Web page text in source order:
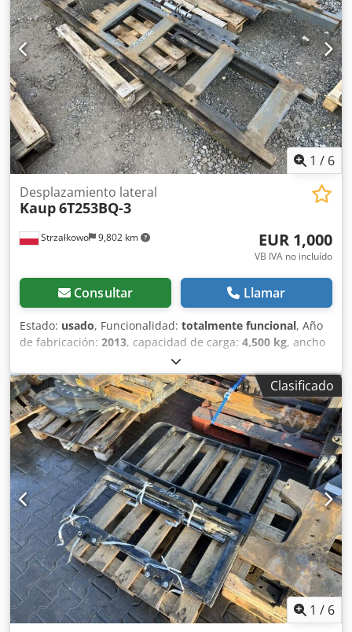
1 / 6
Strzałkowo 9,802 km
Desplazamiento lateral
Kaup6T253BQ-3
EUR 1,000
VB IVA no incluído
Consultar Llamar
Estado: usado, Funcionalidad: totalmente funcional, Año
de fabricación: 2013, capacidad de carga: 4,500 kg, ancho
, desplazamiento lateral Clase
ISO: Clase ISO 4 = 5.000 - 10.000 kg Estado técnico: bueno
Codpet S N Ifjfx Ad Isrf Descripción: Horquillas ISO 4A (61
cm) Horquillas ISO 3A (51 cm)
Clasificado
1 / 6